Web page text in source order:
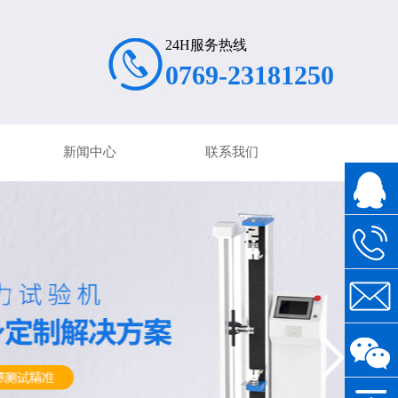
24H服务热线
0769-23181250
新闻中心 联系我们